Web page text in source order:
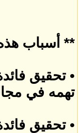
** أسباب هذه
• تحقيق
تهمه في
• تحقيق